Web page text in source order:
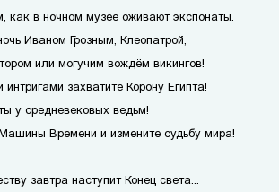
как в ночном музее оживают экспонаты.
Иваном Грозным, Клеопатрой,
или могучим вождём викингов!
захватите Корону Египта!
у средневековых ведьм!
Времени и измените судьбу мира!
завтра наступит Конец света...